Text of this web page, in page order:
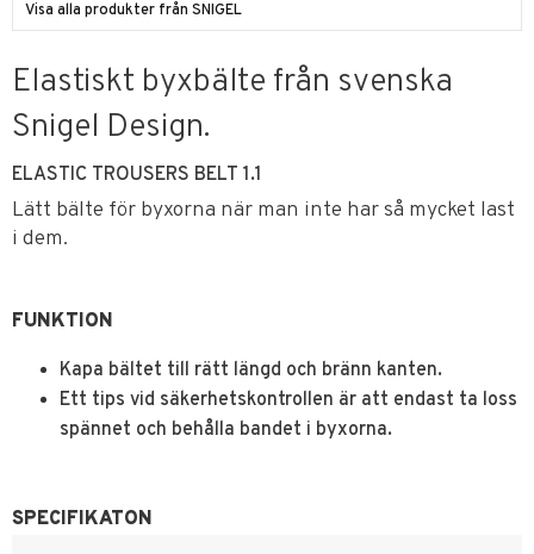
Visa alla produkter från SNIGEL
Elastiskt byxbälte från svenska
Snigel Design.
ELASTIC TROUSERS BELT 1.1
Lätt bälte för byxorna när man inte har så mycket last
i dem.
FUNKTION
Kapa bältet till rätt längd och bränn kanten.
Ett tips vid säkerhetskontrollen är att endast ta loss
spännet och behålla bandet i byxorna.
SPECIFIKATON